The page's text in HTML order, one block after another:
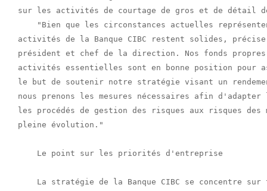
sur les activités de courtage de gros et de détail de
"Bien que les circonstances actuelles
activités de la Banque CIBC restent solides, précise
président et chef de la direction. Nos fonds
activités essentielles sont en bonne position pour
le but de soutenir notre stratégie visant un
nous prenons les mesures nécessaires afin
les procédés de gestion des risques aux risques des
pleine évolution."
    Le point sur les priorités d'entreprise
La stratégie de la Banque CIBC se concentre sur